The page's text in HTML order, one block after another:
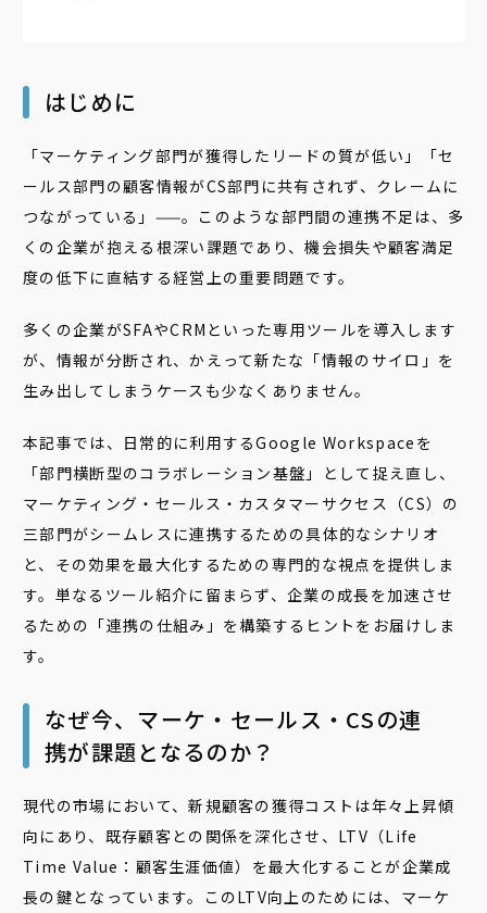
はじめに
「マーケティング部門が獲得したリードの質が低い」「セ
ールス部門の顧客情報がCS部門に共有されず、クレームに
つながっている」——。このような部門間の連携不足は、多
くの企業が抱える根深い課題であり、機会損失や顧客満足
度の低下に直結する経営上の重要問題です。
多くの企業がSFAやCRMといった専用ツールを導入します
が、情報が分断され、かえって新たな「情報のサイロ」を
生み出してしまうケースも少なくありません。
本記事では、日常的に利用するGoogle Workspaceを
「部門横断型のコラボレーション基盤」として捉え直し、
マーケティング・セールス・カスタマーサクセス（CS）の
三部門がシームレスに連携するための具体的なシナリオ
と、その効果を最大化するための専門的な視点を提供しま
す。単なるツール紹介に留まらず、企業の成長を加速させ
るための「連携の仕組み」を構築するヒントをお届けしま
す。
なぜ今、マーケ・セールス・CSの連
携が課題となるのか？
現代の市場において、新規顧客の獲得コストは年々上昇傾
向にあり、既存顧客との関係を深化させ、LTV（Life
Time Value：顧客生涯価値）を最大化することが企業成
長の鍵となっています。このLTV向上のためには、マーケ